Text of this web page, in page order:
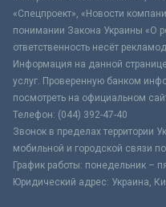
«Спецпроект», «Новости
понимании Закона Украины «О
ответственность несёт
Информация на данной
услуг. Проверенную банком
посмотреть на официальном
Телефон: (044) 392-47-40
Звонок в пределах территории
мобильной и городской связи
График работы: понедельник –
Юридический адрес: Украина,